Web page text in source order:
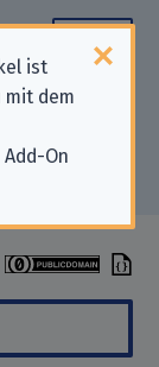
ist
dem
On
für